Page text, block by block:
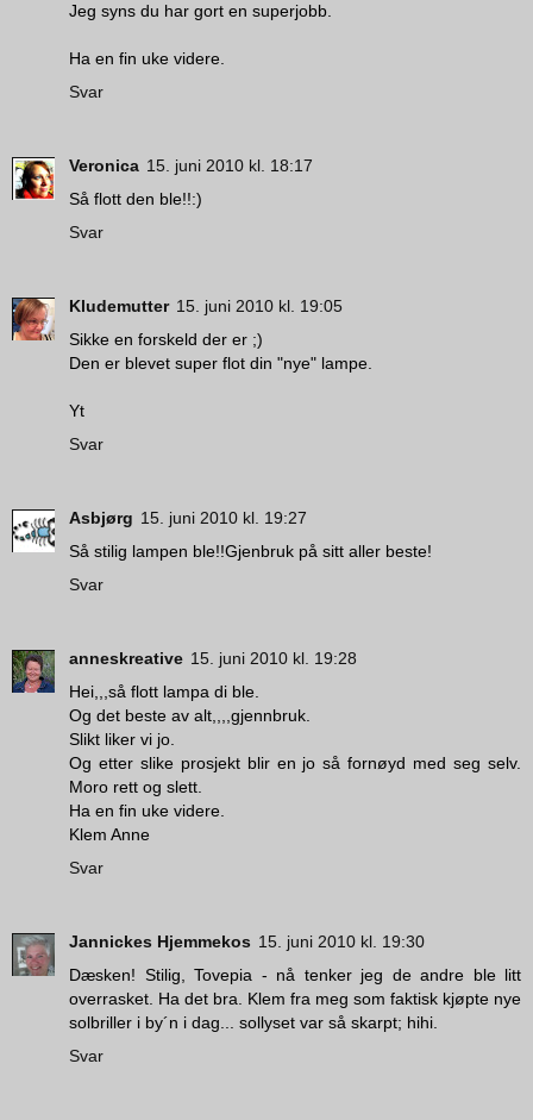
Jeg syns du har gort en superjobb.
Ha en fin uke videre.
Svar
Veronica 15. juni 2010 kl. 18:17
Så flott den ble!!:)
Svar
Kludemutter 15. juni 2010 kl. 19:05
Sikke en forskeld der er ;)
Den er blevet super flot din "nye" lampe.
Yt
Svar
Asbjørg 15. juni 2010 kl. 19:27
Så stilig lampen ble!!Gjenbruk på sitt aller beste!
Svar
anneskreative 15. juni 2010 kl. 19:28
Hei,,,så flott lampa di ble.
Og det beste av alt,,,,gjennbruk.
Slikt liker vi jo.
Og etter slike prosjekt blir en jo så fornøyd med seg selv.
Moro rett og slett.
Ha en fin uke videre.
Klem Anne
Svar
Jannickes Hjemmekos 15. juni 2010 kl. 19:30
Dæsken! Stilig, Tovepia - nå tenker jeg de andre ble litt
overrasket. Ha det bra. Klem fra meg som faktisk kjøpte nye
solbriller i by´n i dag... sollyset var så skarpt; hihi.
Svar